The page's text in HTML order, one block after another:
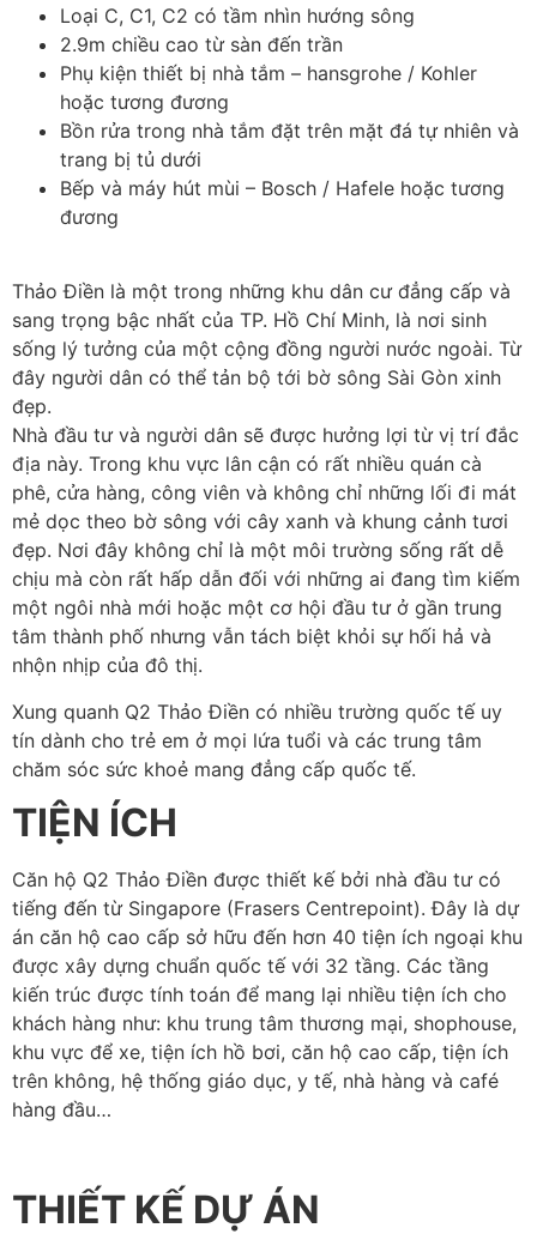
Loại C, C1, C2 có tầm nhìn hướng sông
2.9m chiều cao từ sàn đến trần
Phụ kiện thiết bị nhà tắm – hansgrohe / Kohler
hoặc tương đương
Bồn rửa trong nhà tắm đặt trên mặt đá tự nhiên và
trang bị tủ dưới
Bếp và máy hút mùi – Bosch / Hafele hoặc tương
đương
Thảo Điền là một trong những khu dân cư đẳng cấp và
sang trọng bậc nhất của TP. Hồ Chí Minh, là nơi sinh
sống lý tưởng của một cộng đồng người nước ngoài. Từ
đây người dân có thể tản bộ tới bờ sông Sài Gòn xinh
đẹp.
Nhà đầu tư và người dân sẽ được hưởng lợi từ vị trí đắc
địa này. Trong khu vực lân cận có rất nhiều quán cà
phê, cửa hàng, công viên và không chỉ những lối đi mát
mẻ dọc theo bờ sông với cây xanh và khung cảnh tươi
đẹp. Nơi đây không chỉ là một môi trường sống rất dễ
chịu mà còn rất hấp dẫn đối với những ai đang tìm kiếm
một ngôi nhà mới hoặc một cơ hội đầu tư ở gần trung
tâm thành phố nhưng vẫn tách biệt khỏi sự hối hả và
nhộn nhịp của đô thị.
Xung quanh Q2 Thảo Điền có nhiều trường quốc tế uy
tín dành cho trẻ em ở mọi lứa tuổi và các trung tâm
chăm sóc sức khoẻ mang đẳng cấp quốc tế.
TIỆN ÍCH
Căn hộ Q2 Thảo Điền được thiết kế bởi nhà đầu tư có
tiếng đến từ Singapore (Frasers Centrepoint). Đây là dự
án căn hộ cao cấp sở hữu đến hơn 40 tiện ích ngoại khu
được xây dựng chuẩn quốc tế với 32 tầng. Các tầng
kiến trúc được tính toán để mang lại nhiều tiện ích cho
khách hàng như: khu trung tâm thương mại, shophouse,
khu vực để xe, tiện ích hồ bơi, căn hộ cao cấp, tiện ích
trên không, hệ thống giáo dục, y tế, nhà hàng và café
hàng đầu…
THIẾT KẾ DỰ ÁN